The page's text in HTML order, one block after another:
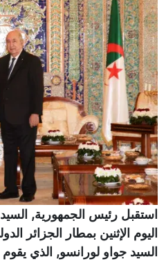
استقبل رئيس الجمهورية,
اليوم الإثنين بمطار الجزائر
السيد جواو لورانسو, الذي يقوم